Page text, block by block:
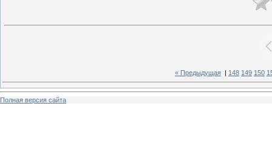
« Предыдущая 148 149 150
Полная версия сайта